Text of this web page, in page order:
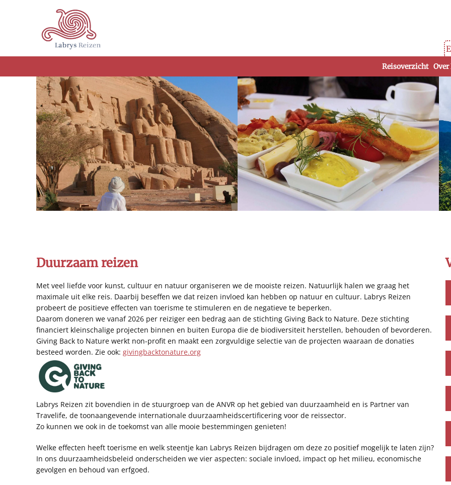
Terug naar hoofdinhoud
Reisoverzicht
Duurzaam reizen
Met veel liefde voor kunst, cultuur en natuur organiseren we de mooiste reizen. Natuurlijk halen we graag het
maximale uit elke reis. Daarbij beseffen we dat reizen invloed kan hebben op natuur en cultuur. Labrys Reizen
probeert de positieve effecten van toerisme te stimuleren en de negatieve te beperken.
Daarom doneren we vanaf 2026 per reiziger een bedrag aan de stichting Giving Back to Nature. Deze stichting
financiert kleinschalige projecten binnen en buiten Europa die de biodiversiteit herstellen, behouden of bevorderen.
Giving Back to Nature werkt non-profit en maakt een zorgvuldige selectie van de projecten waaraan de donaties
besteed worden. Zie ook: givingbacktonature.org
Labrys Reizen zit bovendien in de stuurgroep van de ANVR op het gebied van duurzaamheid en is Partner van
Travelife, de toonaangevende internationale duurzaamheidscertificering voor de reissector.
Zo kunnen we ook in de toekomst van alle mooie bestemmingen genieten!
Welke effecten heeft toerisme en welk steentje kan Labrys Reizen bijdragen om deze zo positief mogelijk te laten zijn?
In ons duurzaamheidsbeleid onderscheiden we vier aspecten: sociale invloed, impact op het milieu, economische
gevolgen en behoud van erfgoed.